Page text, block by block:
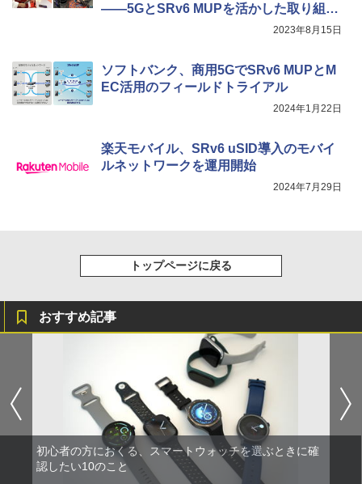
――5GとSRv6 MUPを活かした取り組み
2023年8月15日
ソフトバンク、商用5GでSRv6 MUPとM
EC活用のフィールドトライアル
2024年1月22日
楽天モバイル、SRv6 uSID導入のモバイ
ルネットワークを運用開始
2024年7月29日
トップページに戻る
おすすめ記事
初心者の方におくる、スマートウォッチを選ぶときに確
認したい10のこと